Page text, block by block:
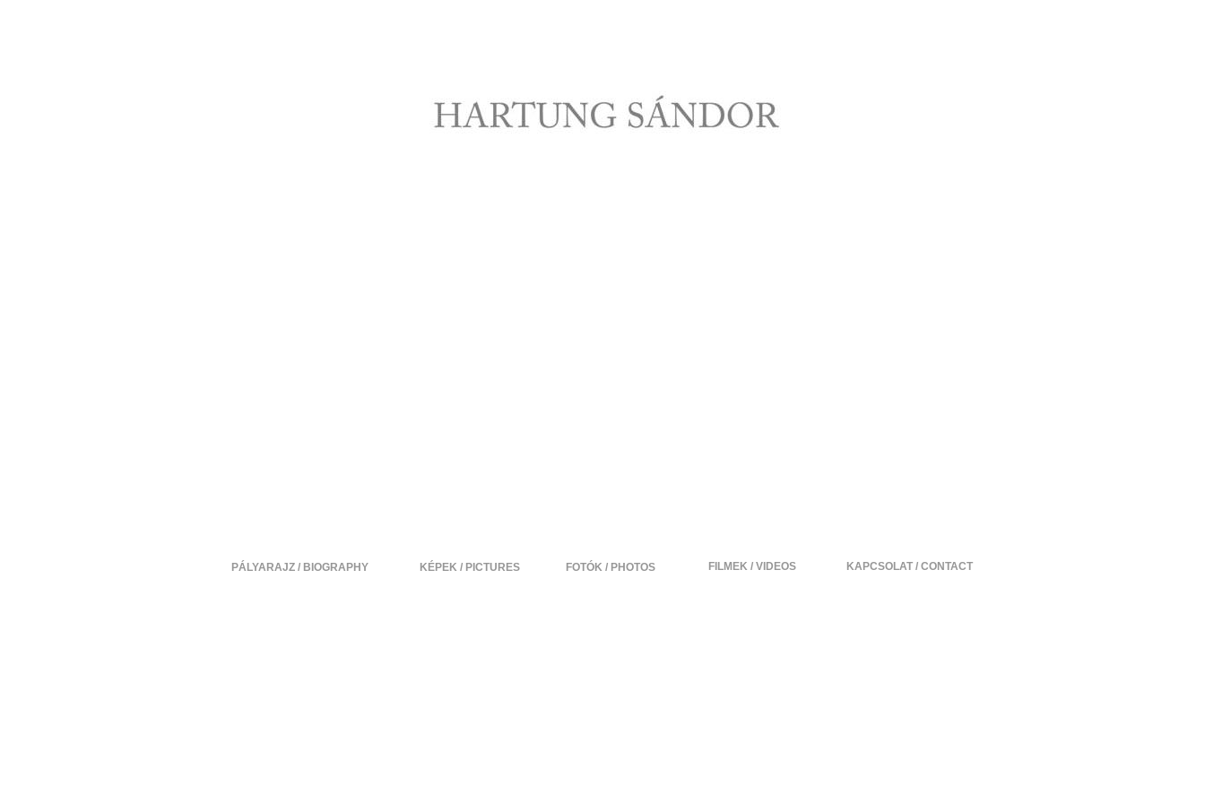
PÁLYARAJZ / BIOGRAPHY KÉPEK / PICTURES FOTÓK / PHOTOS FILMEK / VIDEOS KAPCSOLAT / CONTACT